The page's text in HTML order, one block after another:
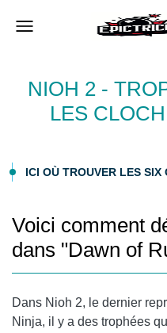
NIOH 2 -
LES
ICI OÙ TROUVER LES SIX
Voici comment
dans "Dawn of
Dans Nioh 2, le dernier
Ninja, il y a des trophées